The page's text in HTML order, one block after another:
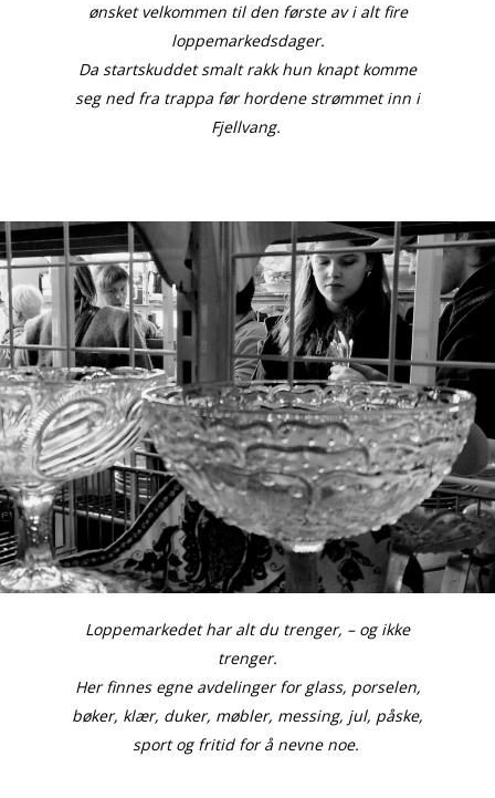
ønsket velkommen til den første av i alt fire
loppemarkedsdager.
Da startskuddet smalt rakk hun knapt komme
seg ned fra trappa før hordene strømmet inn i
Fjellvang.
Loppemarkedet har alt du trenger, – og ikke
trenger.
Her finnes egne avdelinger for glass, porselen,
bøker, klær, duker, møbler, messing, jul, påske,
sport og fritid for å nevne noe.